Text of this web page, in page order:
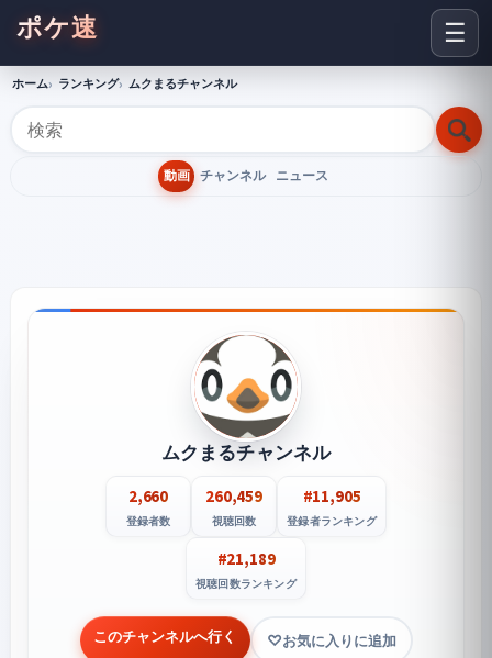
☰
ポケ速
ホーム ランキング ムクまるチャンネル
動画 チャンネル ニュース
ムクまるチャンネル
2,660
登録者数
260,459
視聴回数
#11,905
登録者ランキング
#21,189
視聴回数ランキング
このチャンネルへ行く お気に入りに追加